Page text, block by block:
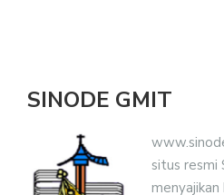
SINODE GMIT
situs resmi